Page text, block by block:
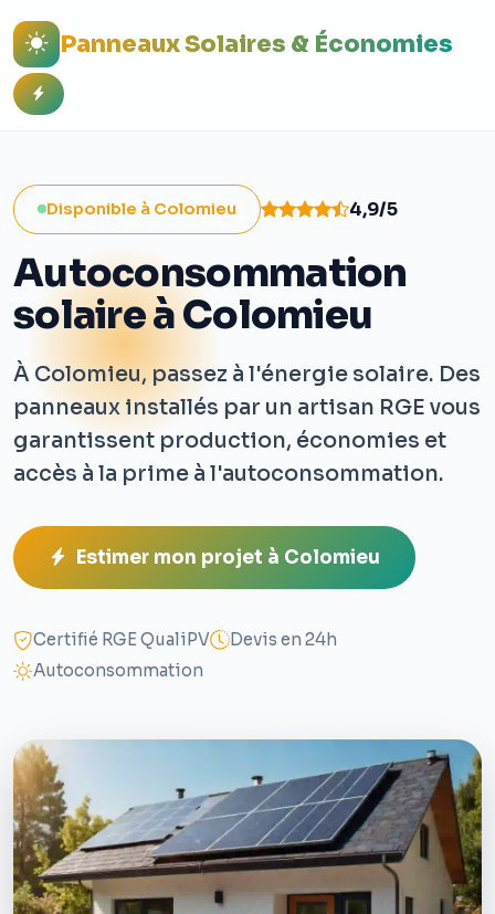
Panneaux Solaires & Économies
Disponible à Colomieu 4,9/5
Autoconsommation
solaire à Colomieu
À Colomieu, passez à l'énergie solaire. Des
panneaux installés par un artisan RGE vous
garantissent production, économies et
accès à la prime à l'autoconsommation.
Estimer mon projet à Colomieu
Certifié RGE QualiPV
Devis en 24h
Autoconsommation